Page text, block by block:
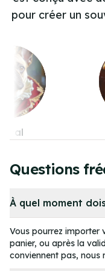
pour créer un
of
Questions
À quel moment
Vous pourrez importer
panier, ou après la
conviennent pas, nous